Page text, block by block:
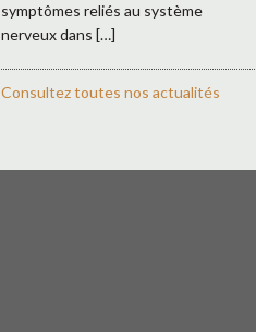
symptômes reliés au système
nerveux dans […]
Consultez toutes nos actualités